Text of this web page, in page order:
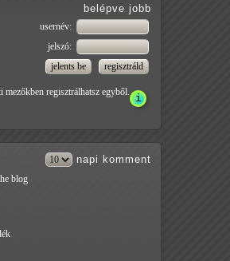
belépve jobb
usernév:
jelszó:
regisztrálhatsz egyből.
napi komment
blog